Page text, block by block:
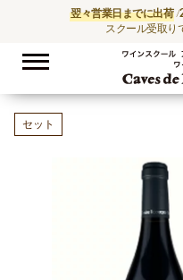
翌々営業日までに出荷/
スクール受取り
セット